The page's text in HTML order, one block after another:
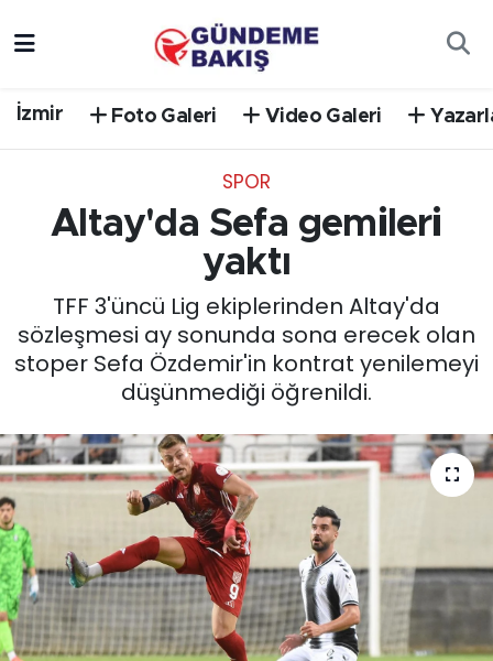
İzmir Foto Galeri Video Galeri
SPOR
Altay'da Sefa gemileri
yaktı
TFF 3'üncü Lig ekiplerinden Altay'da
sözleşmesi ay sonunda sona erecek olan
stoper Sefa Özdemir'in kontrat yenilemeyi
düşünmediği öğrenildi.
EĞİTİM
EKONOMİ
GÜNCEL
KÜLTÜR SANAT
MAGAZİN
POLİTİKA
Süper Lig Puan Durumu ve Fikstür
Tüm Manşetler
Son Dakika Haberleri